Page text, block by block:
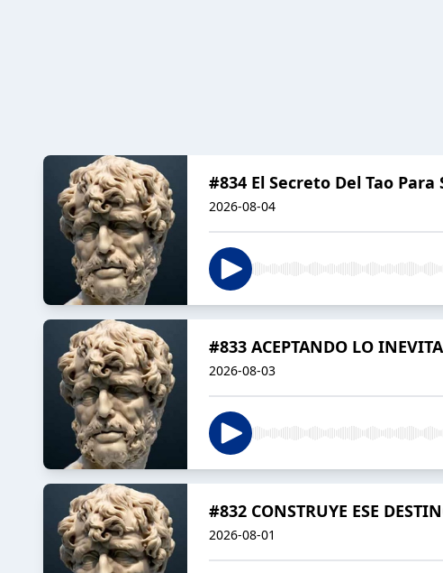
#834 El Secreto Del Tao
2026-08-04
#833 ACEPTANDO LO
2026-08-03
#832 CONSTRUYE ESE
2026-08-01